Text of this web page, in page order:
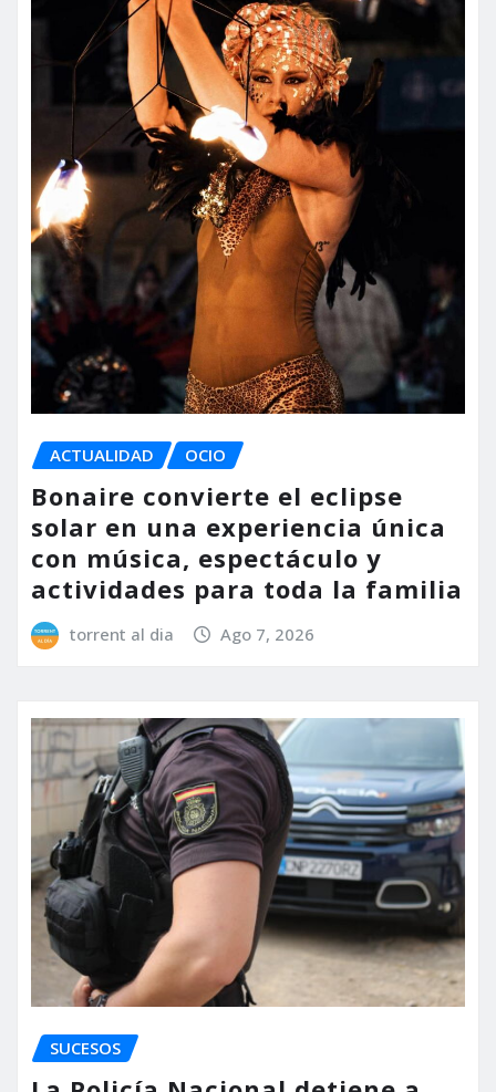
ACTUALIDAD OCIO
Bonaire convierte el eclipse
solar en una experiencia única
con música, espectáculo y
actividades para toda la familia
torrent al dia Ago 7, 2026
SUCESOS